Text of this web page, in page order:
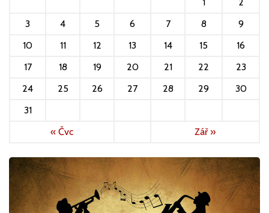
3
4 5 6 7 8
9
10
11 12 13 14 15
16
17
18 19 20 21 22
23
24
25 26 27 28 29
30
31
« Čvc
Zář »